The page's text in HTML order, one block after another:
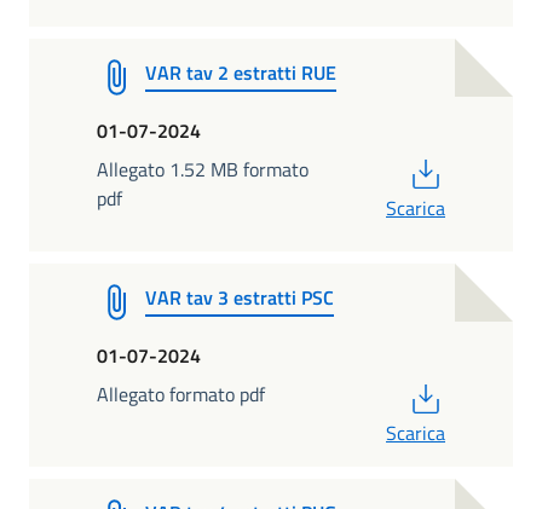
VAR tav 2 estratti RUE
01-07-2024
Allegato 1.52 MB formato
pdf
Scarica
VAR tav 3 estratti PSC
01-07-2024
Allegato formato pdf
Scarica